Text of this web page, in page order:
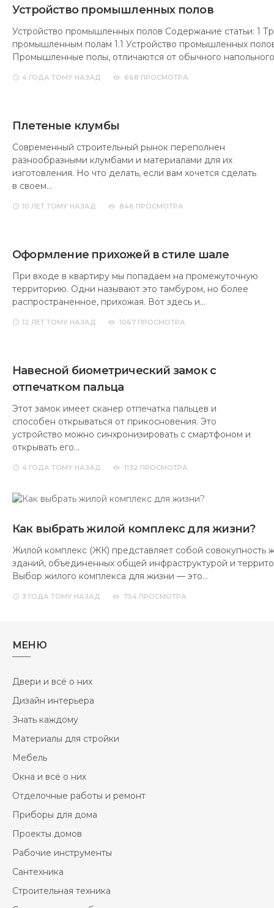
Устройство промышленных полов
Устройство промышленных полов Содержание статьи: 1
промышленным полам 1.1 Устройство промышленных
Промышленные полы, отличаются от обычного
4 ГОДА ТОМУ НАЗАД 668 ПРОСМОТРА
Плетеные клумбы
Современный строительный рынок переполнен
разнообразными клумбами и материалами для их
изготовления. Но что делать, если вам хочется сделать
в своем…
10 ЛЕТ ТОМУ НАЗАД 846 ПРОСМОТРА
Оформление прихожей в стиле шале
При входе в квартиру мы попадаем на промежуточную
территорию. Одни называют это тамбуром, но более
распространенное, прихожая. Вот здесь и…
12 ЛЕТ ТОМУ НАЗАД 1067 ПРОСМОТРА
Навесной биометрический замок с
отпечатком пальца
Этот замок имеет сканер отпечатка пальцев и
способен открываться от прикосновения. Это
устройство можно синхронизировать с смартфоном и
открывать его…
4 ГОДА ТОМУ НАЗАД 1132 ПРОСМОТРА
Как выбрать жилой комплекс для жизни?
Жилой комплекс (ЖК) представляет собой совокупность
зданий, объединенных общей инфраструктурой и
Выбор жилого комплекса для жизни — это…
3 ГОДА ТОМУ НАЗАД 754 ПРОСМОТРА
МЕНЮ
Двери и всё о них
Дизайн интерьера
Знать каждому
Материалы для стройки
Мебель
Окна и всё о них
Отделочные работы и ремонт
Приборы для дома
Проекты домов
Рабочие инструменты
Сантехника
Строительная техника